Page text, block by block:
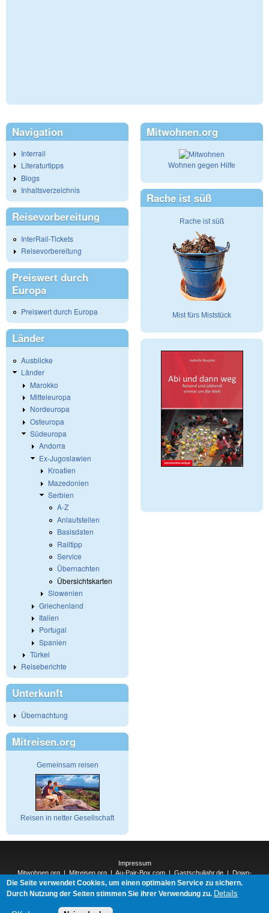
Navigation
Interrail
Literaturtipps
Blogs
Inhaltsverzeichnis
Reisevorbereitung
InterRail-Tickets
Reisevorbereitung
Preiswert durch
Europa
Preiswert durch Europa
Länder
Ausblicke
Länder
Marokko
Mitteleuropa
Nordeuropa
Osteuropa
Südeuropa
Andorra
Ex-Jugoslawien
Kroatien
Mazedonien
Serbien
A-Z
Anlaufstellen
Basisdaten
Railtipp
Service
Übernachten
Übersichtskarten
Slowenien
Griechenland
Italien
Portugal
Spanien
Türkei
Reiseberichte
Unterkunft
Übernachtung
Mitreisen.org
Gemeinsam reisen
Reisen in netter Gesellschaft
Mitwohnen.org
Wohnen gegen Hilfe
Rache ist süß
Rache ist süß
Mist fürs Miststück
Impressum
Mitwohnen.org | Mitreisen.org | Au-Pair-Box.com | Gastschuljahr.de | Down-
Under.org |Elderpair.com|
Interconnections-Verlag.de|Natur-und-Umwelt.org|ReiseTops.com|
Die Seite verwendet Cookies, um einen optimalen Service zu sichern.
Durch Nutzung der Seiten stimmen Sie ihrer Verwendung zu. Details